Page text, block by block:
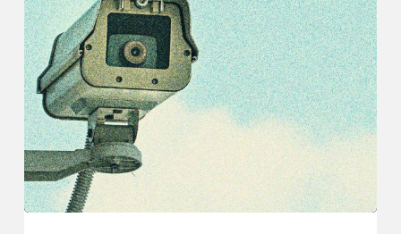
se
joint
à
la
demande
de
révision
de
l’approche